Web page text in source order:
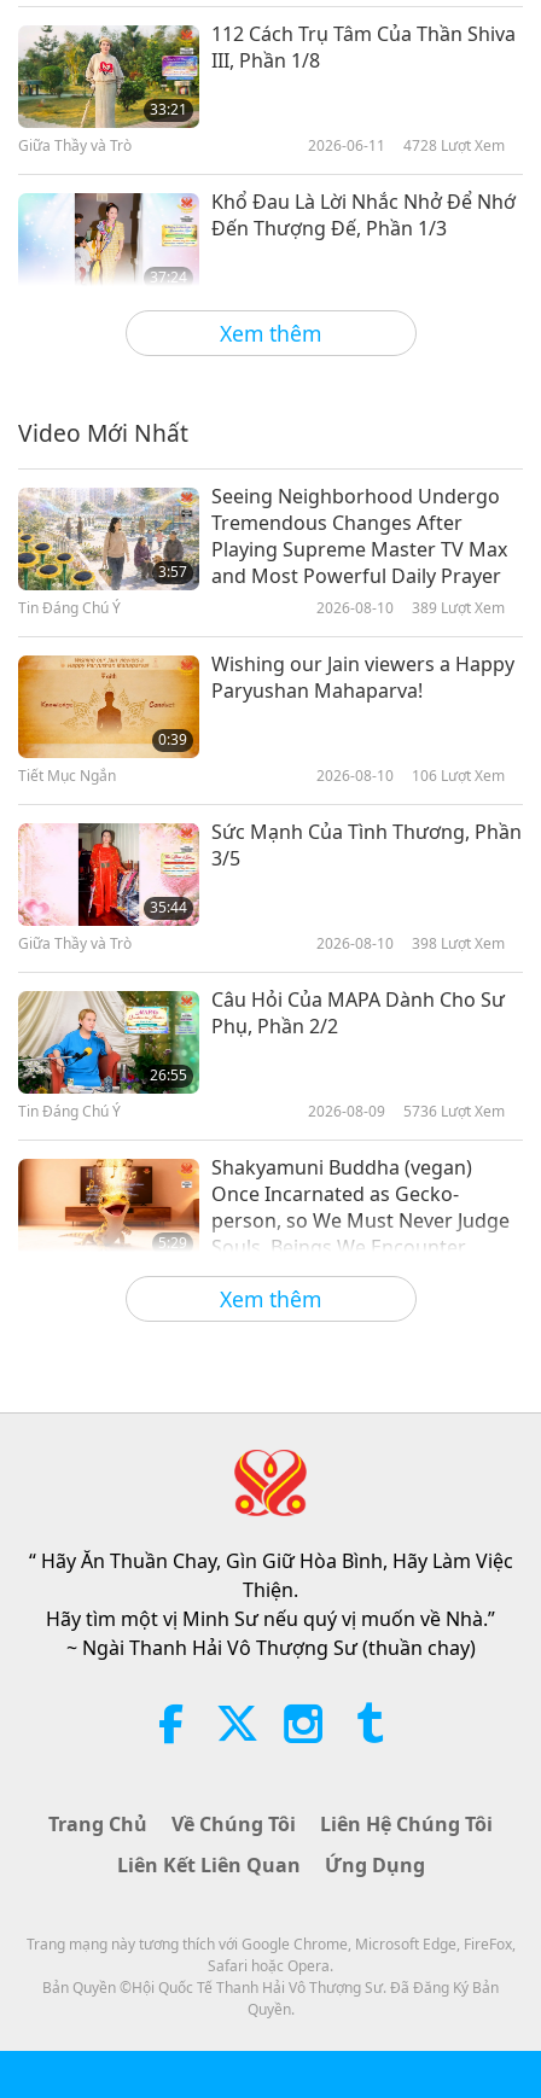
Xem thêm
33:21
112 Cách Trụ Tâm Của Thần Shiva
III, Phần 1/8
Giữa Thầy và Trò 2026-06-11 4728 Lượt Xem
37:24
Khổ Đau Là Lời Nhắc Nhở Để Nhớ
Đến Thượng Đế, Phần 1/3
2026-06-08 4385
38:52
Ma Vương Chia Sẻ 10 Quy Tắc Của
Thế Giới Vật Chất, Phần 1/5
Cười Đến Thiên Đàng, Phần 1/8
112 Cách Trụ Tâm Của Thần Shiva
112 Cách Trụ Tâm Của Thần Shiva
Xem thêm
Video Mới Nhất
3:57
Seeing Neighborhood Undergo
Tremendous Changes After
Playing Supreme Master TV Max
and Most Powerful Daily Prayer
Tin Đáng Chú Ý 2026-08-10 389 Lượt Xem
0:39
Wishing our Jain viewers a Happy
Paryushan Mahaparva!
Tiết Mục Ngắn 2026-08-10 106 Lượt Xem
35:44
Sức Mạnh Của Tình Thương, Phần
3/5
Giữa Thầy và Trò 2026-08-10 398 Lượt Xem
26:55
Câu Hỏi Của MAPA Dành Cho Sư
Phụ, Phần 2/2
Tin Đáng Chú Ý 2026-08-09 5736 Lượt Xem
5:29
Shakyamuni Buddha (vegan)
Once Incarnated as Gecko-
person, so We Must Never Judge
Souls, Beings We Encounter
2026-08-09
1:43
Chương Trình Tiên Tri, Phần 413 –
Thật Cùng Đấng Cứu Thế Để Hóa
Giải Tai Họa
Tiết Mục Nhiều Tập Với Các Tiên Đoán Cổ
Xưa Về Địa Cầu
2026-08-09 829Lượt Xem
32:43
Hopefully, Those Who Are Still
Asleep and Waiting for Lord Jesus
Master Television
Tin Đáng Chú Ý 2026-08-08 1086Lượt Xem
Tin Đáng Chú Ý
“ Hãy Ăn Thuần Chay, Gìn Giữ Hòa Bình, Hãy Làm Việc
Thiện.
Hãy tìm một vị Minh Sư nếu quý vị muốn về Nhà.”
~ Ngài Thanh Hải Vô Thượng Sư (thuần chay)
Trang Chủ Về Chúng Tôi
Liên Hệ Chúng Tôi
Liên Kết Liên Quan
Ứng Dụng
Trang mạng này tương thích với Google Chrome, Microsoft Edge, FireFox,
Safari hoặc Opera.
Bản Quyền ©Hội Quốc Tế Thanh Hải Vô Thượng Sư. Đã Đăng Ký Bản
Quyền.